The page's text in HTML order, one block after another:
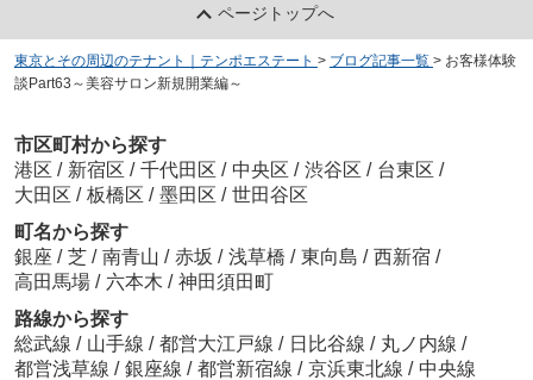
ページトップへ
東京とその周辺のテナント｜テンポエステート > ブログ記事一覧 > お客様体験
談Part63～美容サロン新規開業編～
市区町村から探す
港区 / 新宿区 / 千代田区 / 中央区 / 渋谷区 / 台東区 /
大田区 / 板橋区 / 墨田区 / 世田谷区
町名から探す
銀座 / 芝 / 南青山 / 赤坂 / 浅草橋 / 東向島 / 西新宿 /
高田馬場 / 六本木 / 神田須田町
路線から探す
総武線 / 山手線 / 都営大江戸線 / 日比谷線 / 丸ノ内線 /
都営浅草線 / 銀座線 / 都営新宿線 / 京浜東北線 / 中央線